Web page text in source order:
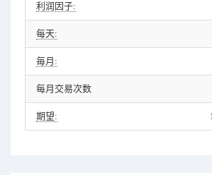
利润因子:
每天:
毎月:
每月交易次数
期望: